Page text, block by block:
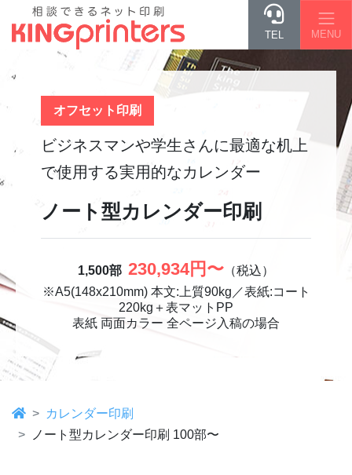
TEL MENU
オフセット印刷
ビジネスマンや学生さんに最適な机上
で使用する実用的なカレンダー
ノート型カレンダー印刷
1,500部 230,934円〜 （税込）
※A5(148x210mm) 本文:上質90kg／表紙:コート
220kg＋表マットPP
表紙 両面カラー 全ページ入稿の場合
カレンダー印刷
ノート型カレンダー印刷 100部〜